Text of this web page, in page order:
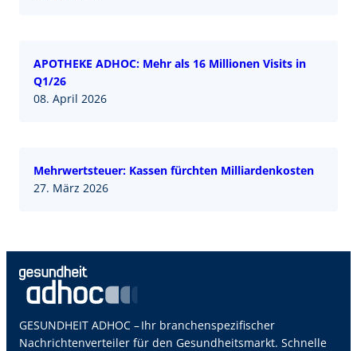
APOTHEKE ADHOC: Mehr als 16 Millionen Visits in
Q1/26
08. April 2026
Mehrwertsteuer: Kassen fürchten Milliardenkosten
27. März 2026
GESUNDHEIT ADHOC – Ihr branchenspezifischer
Nachrichtenverteiler für den Gesundheitsmarkt. Schnelle